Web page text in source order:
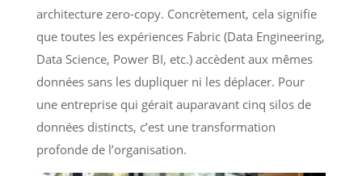
architecture zero-copy. Concrètement, cela signifie
que toutes les expériences Fabric (Data Engineering,
Data Science, Power BI, etc.) accèdent aux mêmes
données sans les dupliquer ni les déplacer. Pour
une entreprise qui gérait auparavant cinq silos de
données distincts, c’est une transformation
profonde de l’organisation.